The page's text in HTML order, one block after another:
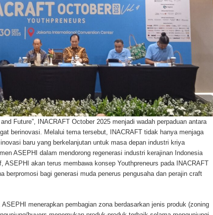
Future”, INACRAFT October 2025 menjadi wadah perpaduan antara
berinovasi. Melalui tema tersebut, INACRAFT tidak hanya menjaga
baru yang berkelanjutan untuk masa depan industri kriya
ASEPHI dalam mendorong regenerasi industri kerajinan Indonesia
ASEPHI akan terus membawa konsep Youthpreneurs pada INACRAFT
berpromosi bagi generasi muda penerus pengusaha dan perajin craft
menerapkan pembagian zona berdasarkan jenis produk (zoning